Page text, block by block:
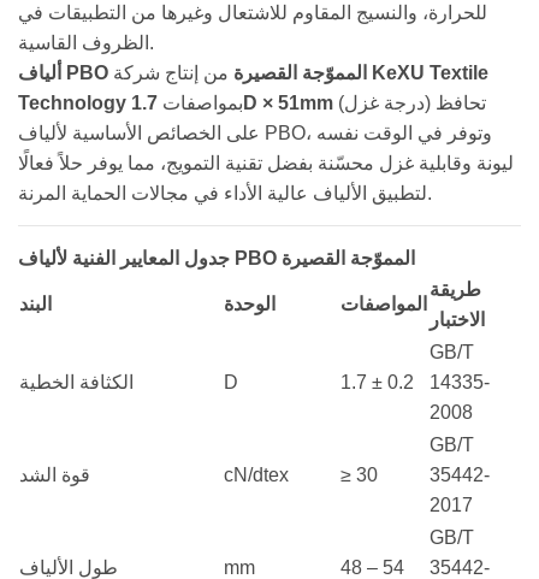
للحرارة، والنسيج المقاوم للاشتعال وغيرها من التطبيقات في
الظروف القاسية.
ألياف PBO المموّجة القصيرة
KeXU Textile
Technology
بمواصفات 1.7D × 51mm (درجة غزل) تحافظ
على الخصائص الأساسية لألياف PBO، وتوفر في الوقت نفسه
ليونة وقابلية غزل محسّنة بفضل تقنية التمويج، مما يوفر حلاً فعالًا
لتطبيق الألياف عالية الأداء في مجالات الحماية المرنة.
جدول المعايير الفنية لألياف PBO المموّجة القصيرة
البند الوحدة المواصفات
طريقة
الاختبار
الكثافة الخطية D 1.7 ± 0.2
GB/T
14335-
2008
قوة الشد cN/dtex ≥ 30
GB/T
35442-
2017
طول الألياف mm 48 – 54
GB/T
35442-